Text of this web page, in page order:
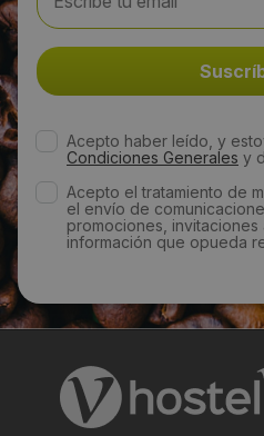
Acepto haber leído, y
Condiciones Generales y
Acepto el tratamiento de
el envío de
promociones, invitaciones
información que opueda